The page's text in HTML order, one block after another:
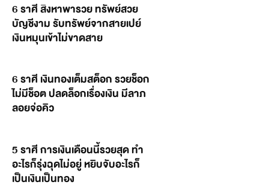
6 ราศี สิงหาพารวย ทรัพย์สวย
บัญชีงาม รับทรัพย์จากสายเปย์
เงินหมุนเข้าไม่ขาดสาย
6 ราศี เงินทองเต็มสต็อก รวยช็อก
ไม่มีช็อต ปลดล็อกเรื่องเงิน มีลาภ
ลอยจ่อคิว
5 ราศี การเงินเดือนนี้รวยสุด ทำ
อะไรก็รุ่งฉุดไม่อยู่ หยิบจับอะไรก็
เป็นเงินเป็นทอง